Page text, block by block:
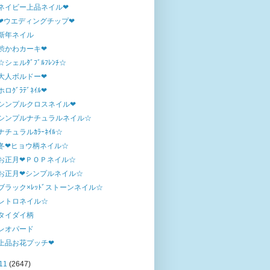
イビー上品ネイル❤
ウエディングチップ❤
年ネイル
かわカーキ❤
シェルﾀﾞﾌﾞﾙﾌﾚﾝﾁ☆
人ボルドー❤
ロｸﾞﾗﾃﾞﾈｲﾙ❤
ンプルクロスネイル❤
ンプルナチュラルネイル☆
チュラルｶﾗｰﾈｲﾙ☆
❤ヒョウ柄ネイル☆
正月❤ＰＯＰネイル☆
正月❤シンプルネイル☆
ラック×ﾚｯﾄﾞストーンネイル☆
トロネイル☆
イダイ柄
オパード
品お花プッチ❤
(2647)